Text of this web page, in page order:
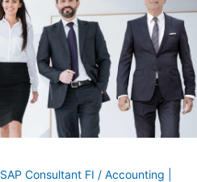
SAP Consultant FI / Accounting |